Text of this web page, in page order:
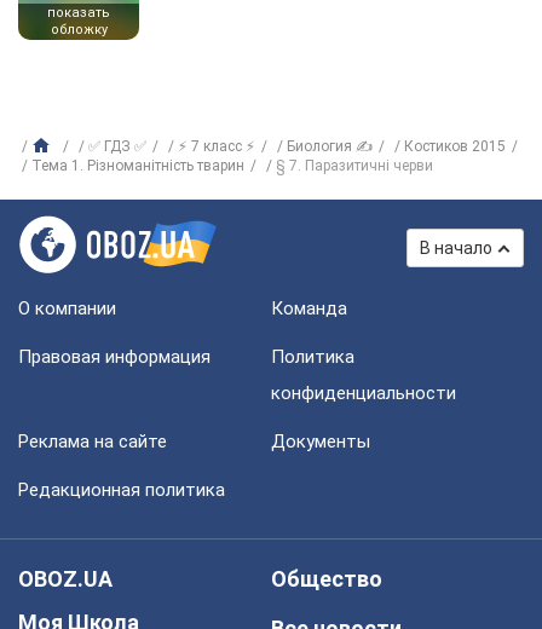
показать
обложку
✅ ГДЗ ✅ ⚡ 7 класс ⚡ Биология ✍
Костиков 2015
Тема 1. Різноманітність тварин
§ 7. Паразитичні черви
В начало
О компании Команда
Правовая информация
Политика
конфиденциальности
Реклама на сайте Документы
Редакционная политика
OBOZ.UA
Моя Школа
Общество